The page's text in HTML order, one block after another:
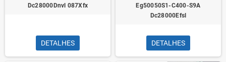
Dc28000Dnvl 087Xfx
DETALHES
Eg50050S1-C400-S9A
Dc28000Efsl
DETALHES